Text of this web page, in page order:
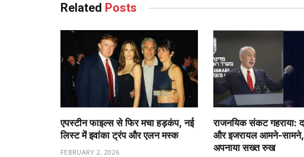
Related Posts
एपस्टीन फाइल्स से फिर मचा हड़कंप, नई
लिस्ट में इवांका ट्रंप और एलन मस्क
FEBRUARY 2, 2026
राजनयिक संकट गहराया:
और इजरायल आमने-सामने,
अपनाया सख्त रुख